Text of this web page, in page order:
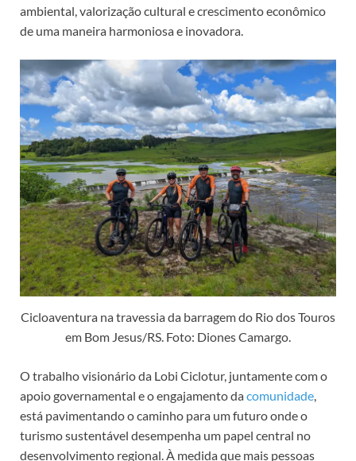
ambiental, valorização cultural e crescimento econômico
de uma maneira harmoniosa e inovadora.
Cicloaventura na travessia da barragem do Rio dos Touros
em Bom Jesus/RS. Foto: Diones Camargo.
O trabalho visionário da Lobi Ciclotur, juntamente com o
apoio governamental e o engajamento dacomunidade,
está pavimentando o caminho para um futuro onde o
turismo sustentável desempenha um papel central no
desenvolvimento regional. À medida que mais pessoas